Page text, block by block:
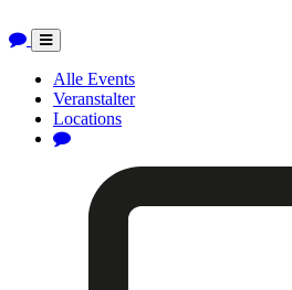
Toggle
navigation
Alle Events
Veranstalter
Locations